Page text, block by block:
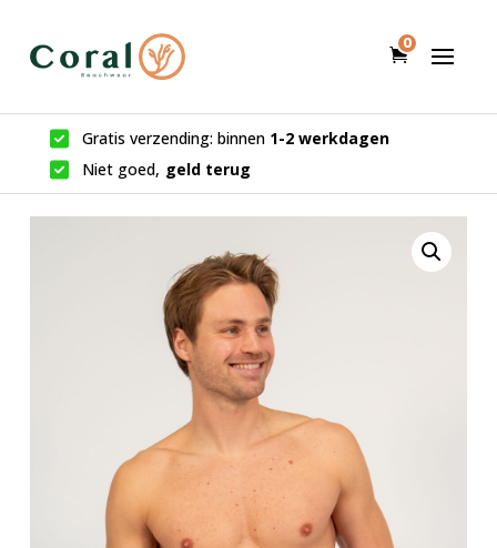
0
Gratis verzending: binnen 1-2 werkdagen
Niet goed, geld terug